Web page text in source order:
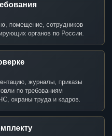
помещение, сотрудников
органов по России.
журналы, приказы
по требованиям
охраны труда и кадров.